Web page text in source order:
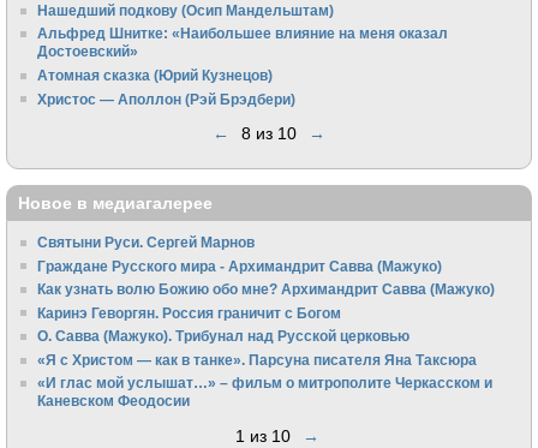
Нашедший подкову (Осип Мандельштам)
Альфред Шнитке: «Наибольшее влияние на меня оказал
Достоевский»
Атомная сказка (Юрий Кузнецов)
Христос — Аполлон (Рэй Брэдбери)
← 8 из 10 →
Новое в медиагалерее
Святыни Руси. Сергей Марнов
Граждане Русского мира - Архимандрит Савва (Мажуко)
Как узнать волю Божию обо мне? Архимандрит Савва (Мажуко)
Каринэ Геворгян. Россия граничит с Богом
О. Савва (Мажуко). Трибунал над Русской церковью
«Я с Христом — как в танке». Парсуна писателя Яна Таксюра
«И глас мой услышат…» – фильм о митрополите Черкасском и
Каневском Феодосии
1 из 10 →